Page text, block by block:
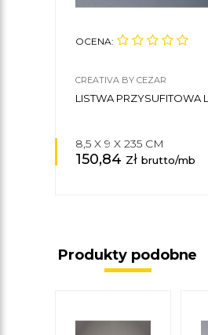
OCENA:
CREATIVA BY CEZAR
LISTWA PRZYSUFITOWA
8,5 X 9 X 235 CM
150,84 zł brutto/mb
Produkty podobne